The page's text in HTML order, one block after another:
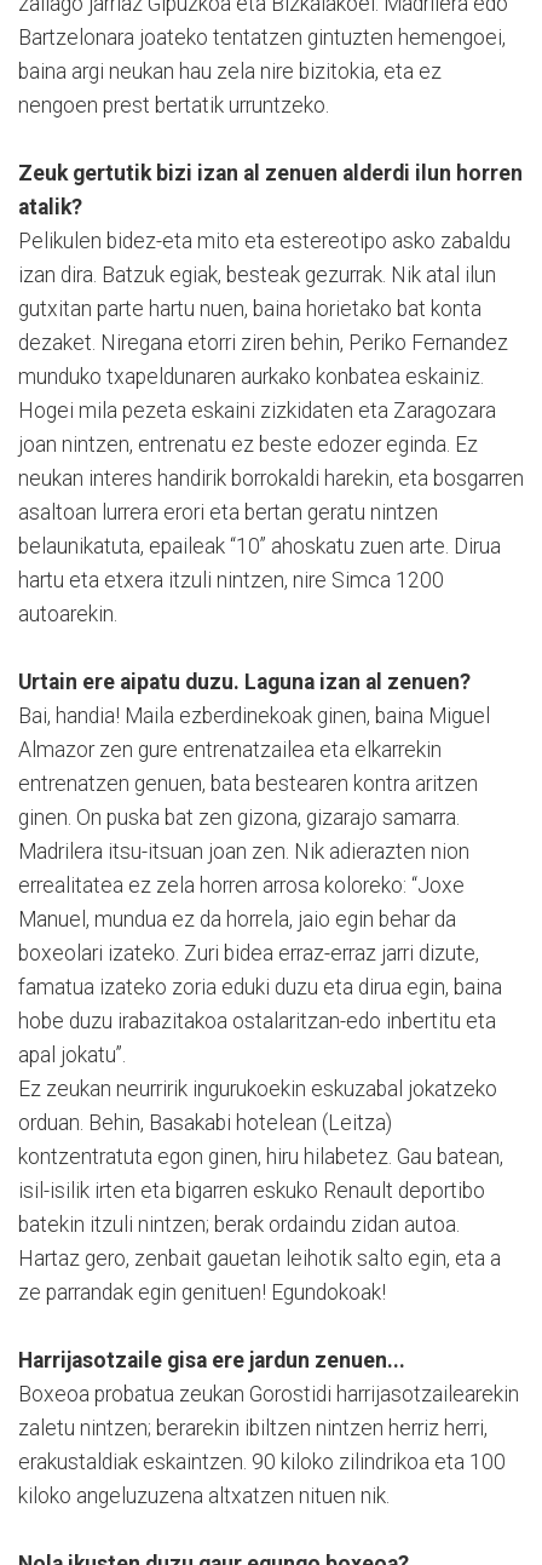
Bartzelonara joateko tentatzen gintuzten hemengoei,
baina argi neukan hau zela nire bizitokia, eta ez
nengoen prest bertatik urruntzeko.
Zeuk gertutik bizi izan al zenuen alderdi ilun horren
atalik?
Pelikulen bidez-eta mito eta estereotipo asko zabaldu
izan dira. Batzuk egiak, besteak gezurrak. Nik atal ilun
gutxitan parte hartu nuen, baina horietako bat konta
dezaket. Niregana etorri ziren behin, Periko Fernandez
munduko txapeldunaren aurkako konbatea eskainiz.
Hogei mila pezeta eskaini zizkidaten eta Zaragozara
joan nintzen, entrenatu ez beste edozer eginda. Ez
neukan interes handirik borrokaldi harekin, eta bosgarren
asaltoan lurrera erori eta bertan geratu nintzen
belaunikatuta, epaileak “10” ahoskatu zuen arte. Dirua
hartu eta etxera itzuli nintzen, nire Simca 1200
autoarekin.
Urtain ere aipatu duzu. Laguna izan al zenuen?
Bai, handia! Maila ezberdinekoak ginen, baina Miguel
Almazor zen gure entrenatzailea eta elkarrekin
entrenatzen genuen, bata bestearen kontra aritzen
ginen. On puska bat zen gizona, gizarajo samarra.
Madrilera itsu-itsuan joan zen. Nik adierazten nion
errealitatea ez zela horren arrosa koloreko: “Joxe
Manuel, mundua ez da horrela, jaio egin behar da
boxeolari izateko. Zuri bidea erraz-erraz jarri dizute,
famatua izateko zoria eduki duzu eta dirua egin, baina
hobe duzu irabazitakoa ostalaritzan-edo inbertitu eta
apal jokatu”.
Ez zeukan neurririk ingurukoekin eskuzabal jokatzeko
orduan. Behin, Basakabi hotelean (Leitza)
kontzentratuta egon ginen, hiru hilabetez. Gau batean,
isil-isilik irten eta bigarren eskuko Renault deportibo
batekin itzuli nintzen; berak ordaindu zidan autoa.
Hartaz gero, zenbait gauetan leihotik salto egin, eta a
ze parrandak egin genituen! Egundokoak!
Harrijasotzaile gisa ere jardun zenuen...
Boxeoa probatua zeukan Gorostidi harrijasotzailearekin
zaletu nintzen; berarekin ibiltzen nintzen herriz herri,
erakustaldiak eskaintzen. 90 kiloko zilindrikoa eta 100
kiloko angeluzuzena altxatzen nituen nik.